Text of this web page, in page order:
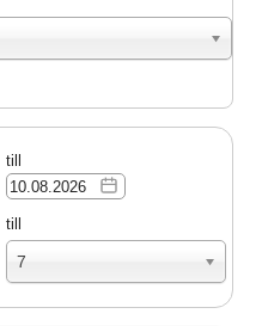
till
till
7